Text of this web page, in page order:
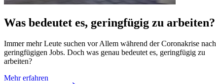
Was bedeutet es, geringfügig zu arbeiten?
Immer mehr Leute suchen vor Allem während der Coronakrise nach
geringfügigen Jobs. Doch was genau bedeutet es, geringfügig zu
arbeiten?
Mehr erfahren